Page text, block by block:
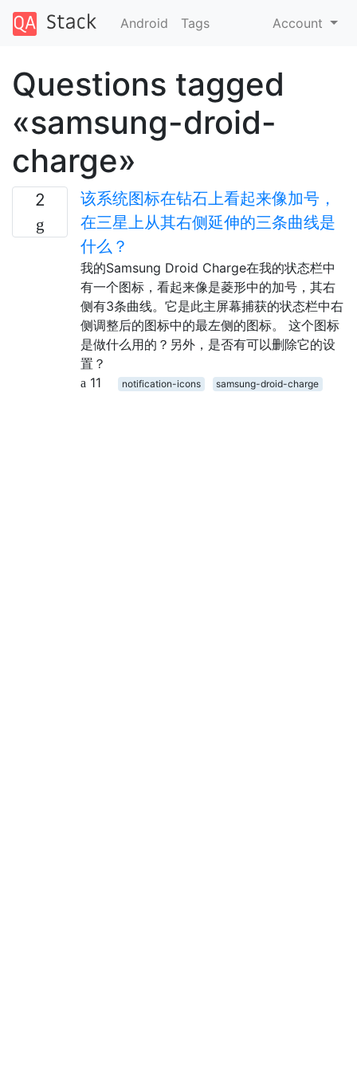
Android Tags Account
Questions tagged
«samsung-droid-
charge»
2
该系统图标在钻石上看起来像加号，
在三星上从其右侧延伸的三条曲线是
什么？
我的Samsung Droid Charge在我的状态栏中
有一个图标，看起来像是菱形中的加号，其右
侧有3条曲线。它是此主屏幕捕获的状态栏中右
侧调整后的图标中的最左侧的图标。 这个图标
是做什么用的？另外，是否有可以删除它的设
置？
11
notification-icons samsung-droid-charge